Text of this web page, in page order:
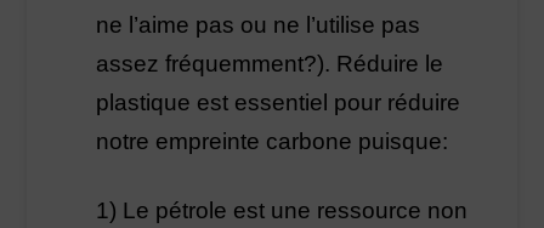
ne l’aime pas ou ne l’utilise pas
assez fréquemment?). Réduire le
plastique est essentiel pour réduire
notre empreinte carbone puisque:
1) Le pétrole est une ressource non